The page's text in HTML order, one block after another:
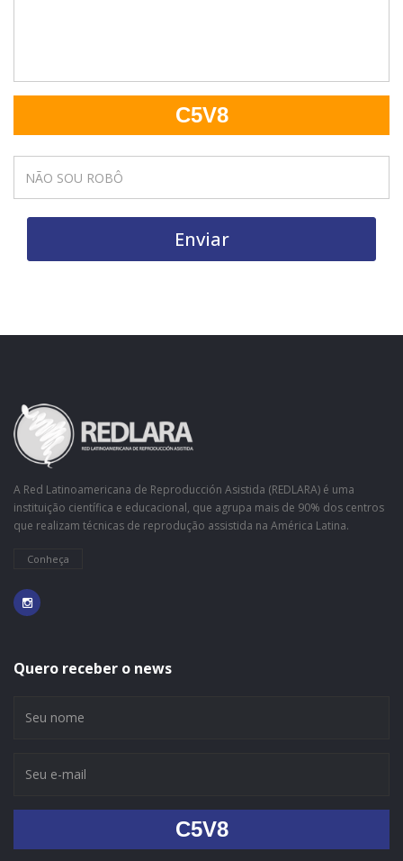
C5V8
Enviar
A Red Latinoamericana de Reproducción Asistida (REDLARA) é uma
instituição científica e educacional, que agrupa mais de 90% dos centros
que realizam técnicas de reprodução assistida na América Latina.
Conheça
Quero receber o news
C5V8